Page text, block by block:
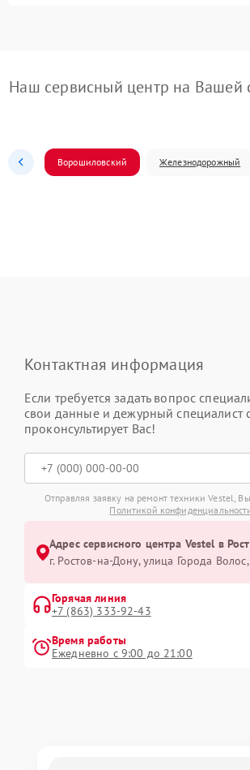
Наш сервисный центр на Вашей
Ворошиловский Железнодорожный
Контактная информация
Если требуется задать вопрос
свои данные и дежурный специалист
проконсультирует Вас!
Отправляя заявку на ремонт техники Vestel,
Политикой
Адрес сервисного центра Vestel в
г. Ростов-на-Дону, улица Города
Горячая линия
+7 (863) 333-92-43
Время работы
Ежедневно с 9:00 до 21:00